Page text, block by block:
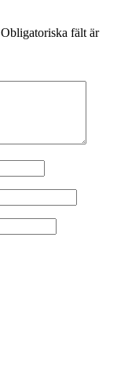
Obligatoriska fält är